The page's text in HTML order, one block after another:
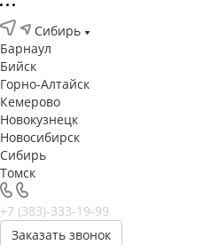
Сибирь
Барнаул
Бийск
Горно-Алтайск
Кемерово
Новокузнецк
Новосибирск
Сибирь
Томск
+7 (383)-333-19-99
Заказать звонок